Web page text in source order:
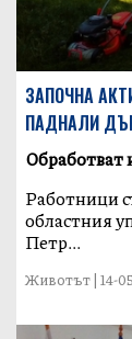
ЗАПОЧНА
ПАДНАЛИ
Обработват
Работници
областния
Петр...
Животът | 14-